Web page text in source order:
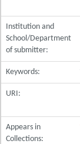
Institution and
School/Department
of submitter:
Keywords:
URI:
Appears in
Collections: